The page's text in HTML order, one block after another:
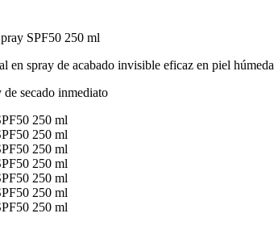
en spray de acabado invisible eficaz en piel húmeda
de secado inmediato